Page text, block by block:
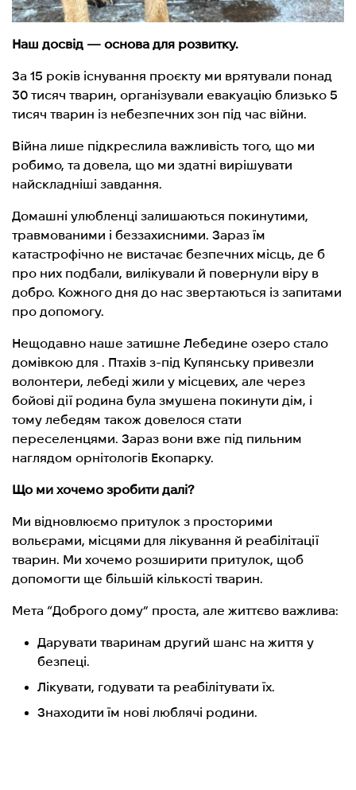
Наш досвід — основа для розвитку.
За 15 років існування проєкту ми врятували понад
30 тисяч тварин, організували евакуацію близько 5
тисяч тварин із небезпечних зон під час війни.
Війна лише підкреслила важливість того, що ми
робимо, та довела, що ми здатні вирішувати
найскладніші завдання.
Домашні улюбленці залишаються покинутими,
травмованими і беззахисними. Зараз їм
катастрофічно не вистачає безпечних місць, де б
про них подбали, вилікували й повернули віру в
добро. Кожного дня до нас звертаються із запитами
про допомогу.
Нещодавно наше затишне Лебедине озеро стало
домівкою для . Птахів з-під Купянську привезли
волонтери, лебеді жили у місцевих, але через
бойові дії родина була змушена покинути дім, і
тому лебедям також довелося стати
переселенцями. Зараз вони вже під пильним
наглядом орнітологів Екопарку.
Що ми хочемо зробити далі?
Ми відновлюємо притулок з просторими
вольєрами, місцями для лікування й реабілітації
тварин. Ми хочемо розширити притулок, щоб
допомогти ще більшій кількості тварин.
Мета “Доброго дому” проста, але життєво важлива:
Дарувати тваринам другий шанс на життя у
безпеці.
Лікувати, годувати та реабілітувати їх.
Знаходити їм нові люблячі родини.